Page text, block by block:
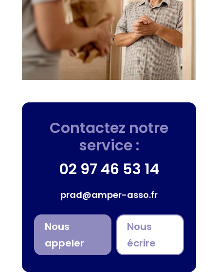
Contactez notre
service :
02 97 46 53 14
prad@amper-asso.fr
Nous
appeler
Nous
écrire